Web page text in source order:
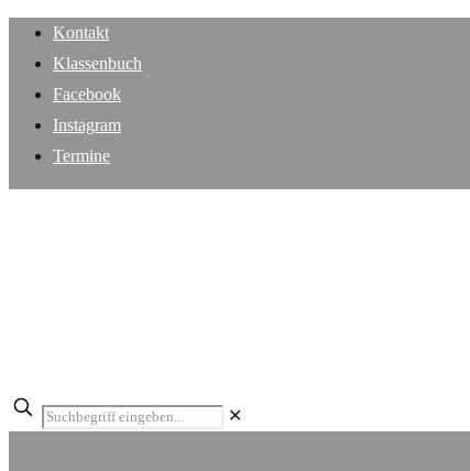
Kontakt
Klassenbuch
Facebook
Instagram
Termine
✕